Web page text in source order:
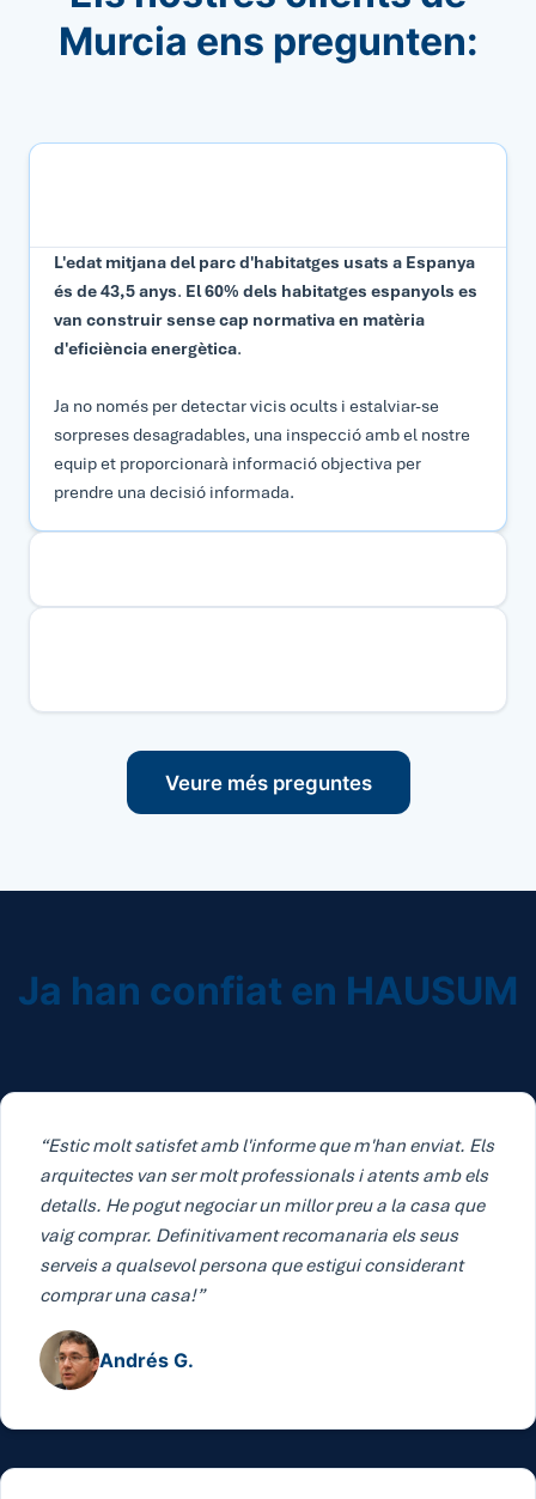
Murcia ens pregunten:
L'edat mitjana del parc d'habitatges usats a Espanya
és de 43,5 anys. El 60% dels habitatges espanyols es
van construir sense cap normativa en matèria
d'eficiència energètica.
Ja no només per detectar vicis ocults i estalviar-se
sorpreses desagradables, una inspecció amb el nostre
equip et proporcionarà informació objectiva per
prendre una decisió informada.
Veure més preguntes
Ja han confiat en HAUSUM
“Estic molt satisfet amb l'informe que m'han enviat. Els
arquitectes van ser molt professionals i atents amb els
detalls. He pogut negociar un millor preu a la casa que
vaig comprar. Definitivament recomanaria els seus
serveis a qualsevol persona que estigui considerant
comprar una casa!”
Andrés G.